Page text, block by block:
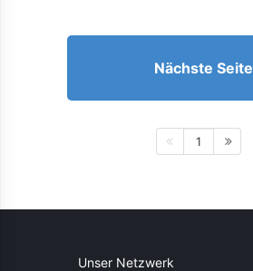
Nächste Seite
1
Unser Netzwerk